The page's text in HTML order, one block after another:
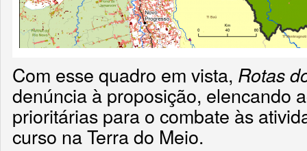
Com esse quadro em vista, Rotas
denúncia à proposição, elencando
prioritárias para o combate às
curso na Terra do Meio.